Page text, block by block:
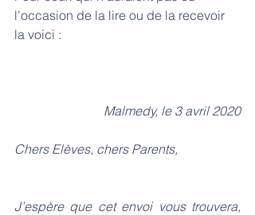
l'occasion de la lire ou de la recevoir
la voici :
Malmedy, le 3 avril 2020
Chers Elèves, chers Parents,
J’espère que cet envoi vous trouvera,